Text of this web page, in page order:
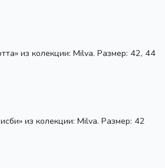
из колекции: Milva. Размер: 42, 44
из колекции: Milva. Размер: 42